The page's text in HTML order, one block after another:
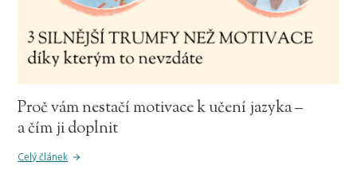
Proč vám nestačí motivace k učení jazyka –
a čím ji doplnit
Celý článek